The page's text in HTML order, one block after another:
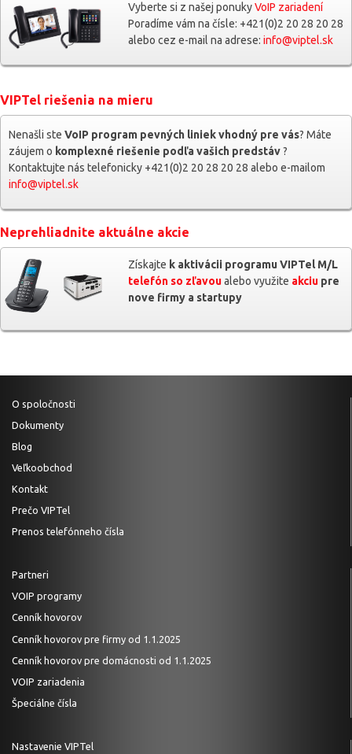
Vyberte si z našej ponukyVoIP zariadení
Poradíme vám na čísle: +421(0)2 20 28 20 28
alebo cez e-mail na adrese: info@viptel.sk
VIPTel riešenia na mieru
Nenašli ste VoIP program pevných liniek vhodný pre vás? Máte
záujem o komplexné riešenie podľa vašich predstáv?
Kontaktujte nás telefonicky +421(0)2 20 28 20 28 alebo e-mailom
info@viptel.sk
Neprehliadnite aktuálne akcie
Získajte k aktivácii programu VIPTel M/L
telefón so zľavoualebo využite akciupre
nove firmy a startupy
O spoločnosti
Dokumenty
Blog
Veľkoobchod
Kontakt
Prečo VIPTel
Prenos telefónneho čísla
Partneri
VOIP programy
Cenník hovorov
Cenník hovorov pre firmy od 1.1.2025
Cenník hovorov pre domácnosti od 1.1.2025
VOIP zariadenia
Špeciálne čísla
Nastavenie VIPTel